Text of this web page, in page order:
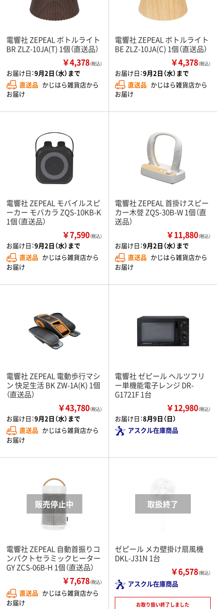
電響社 ZEPEAL ボトルライト
BR ZLZ-10JA(T) 1個（直送品）
￥4,378（税込）
お届け日：9月2日（水）まで
直送品 かじはら雑貨店から
お届け
電響社 ZEPEAL ボトルライト
BE ZLZ-10JA(C) 1個（直送品）
￥4,378（税込）
お届け日：9月2日（水）まで
直送品 かじはら雑貨店から
お届け
電響社 ZEPEAL モバイルスピ
ーカー モバカラ ZQS-10KB-K
1個（直送品）
￥7,590（税込）
お届け日：9月2日（水）まで
直送品 かじはら雑貨店から
お届け
電響社 ZEPEAL 首掛けスピー
カー木聲 ZQS-30B-W 1個（直
送品）
￥11,880（税込）
お届け日：9月2日（水）まで
直送品 かじはら雑貨店から
お届け
電響社 ZEPEAL 電動歩行マシ
ン 快足生活 BK ZW-1A(K) 1個
（直送品）
￥43,780（税込）
お届け日：9月2日（水）まで
直送品 かじはら雑貨店から
お届け
電響社 ゼピール ヘルツフリ
ー単機能電子レンジ DR-
G1721F 1台
￥12,980（税込）
お届け日：8月9日（日）
アスクル在庫商品
電響社 ZEPEAL 自動首振りコ
ンパクトセラミックヒーター
GY ZCS-06B-H 1個（直送品）
￥7,678（税込）
直送品 かじはら雑貨店から
お届け
ゼピール メカ壁掛け扇風機
DKL-J31N 1台
￥6,578（税込）
アスクル在庫商品
お取り扱い終了しました